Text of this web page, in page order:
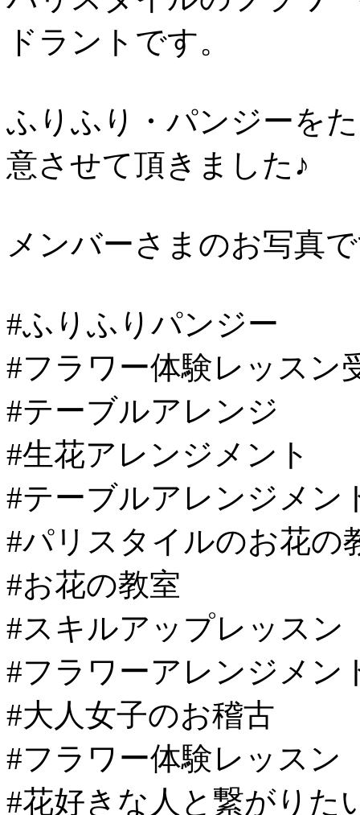
ドラントです。
ふりふり・パンジーを
意させて頂きました♪
メンバーさまのお写真
#ふりふりパンジー
#フラワー体験レッスン
#テーブルアレンジ
#生花アレンジメント
#テーブルアレンジメン
#パリスタイルのお花の
#お花の教室
#スキルアップレッスン
#フラワーアレンジメン
#大人女子のお稽古
#フラワー体験レッスン
#花好きな人と繋がりた